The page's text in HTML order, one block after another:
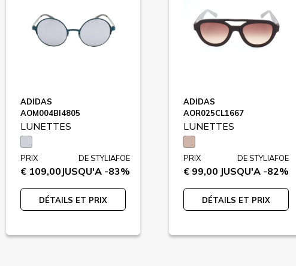
ADIDAS
AOM004BI4805
LUNETTES
PRIX
€ 109,00
DE STYLIAFOE
JUSQU'A -83%
DÉTAILS ET PRIX
ADIDAS
AOR025CL1667
LUNETTES
PRIX
€ 99,00
DE STYLIAFOE
JUSQU'A -82%
DÉTAILS ET PRIX